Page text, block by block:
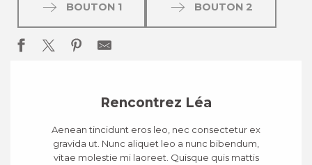
BOUTON 1 BOUTON 2
Rencontrez Léa
Aenean tincidunt eros leo, nec consectetur ex
gravida ut. Nunc aliquet leo a nunc bibendum,
vitae molestie mi laoreet. Quisque quis mattis